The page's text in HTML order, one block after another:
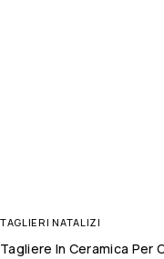
TAGLIERI NATALIZI
Tagliere In Ceramica Per